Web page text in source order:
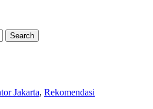
Search
Jakarta, Rekomendasi